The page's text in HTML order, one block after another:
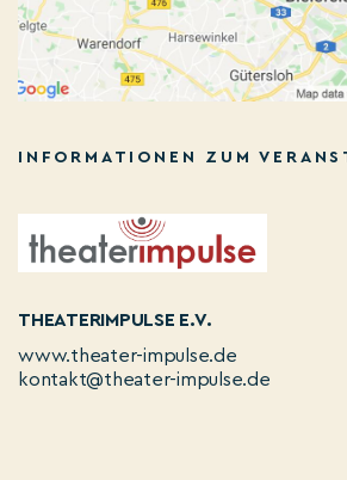
INFORMATIONEN ZUM
THEATERIMPULSE E.V.
www.theater-impulse.de
kontakt@theater-impulse.de